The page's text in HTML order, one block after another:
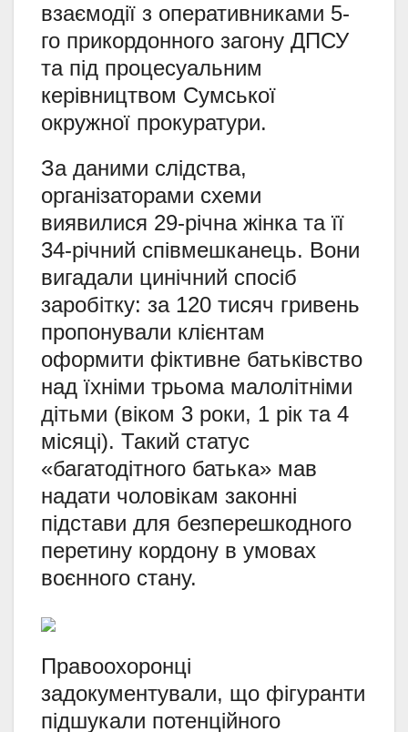
взаємодії з оперативниками 5-
го прикордонного загону ДПСУ
та під процесуальним
керівництвом Сумської
окружної прокуратури.
За даними слідства,
організаторами схеми
виявилися 29-річна жінка та її
34-річний співмешканець. Вони
вигадали цинічний спосіб
заробітку: за 120 тисяч гривень
пропонували клієнтам
оформити фіктивне батьківство
над їхніми трьома малолітніми
дітьми (віком 3 роки, 1 рік та 4
місяці). Такий статус
«багатодітного батька» мав
надати чоловікам законні
підстави для безперешкодного
перетину кордону в умовах
воєнного стану.
Правоохоронці
задокументували, що фігуранти
підшукали потенційного